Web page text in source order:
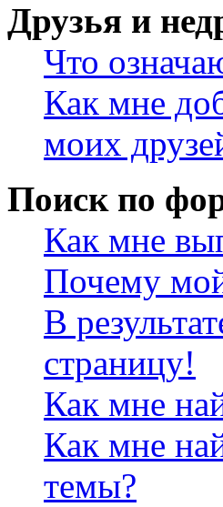
Друзья и
Что
Как мне
моих
Поиск по
Как мне
Почему мой
В
страницу!
Как мне
Как мне
темы?